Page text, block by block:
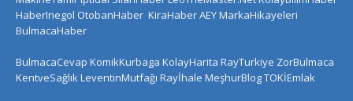
HaberInegol OtobanHaber KiraHaberAEYMarkaHikayeleri
BulmacaHaber
BulmacaCevap KomikKurbaga KolayHarita RayTurkiye ZorBulmaca
KentveSağlıkLeventinMutfağı Rayİhale MeşhurBlogTOKİEmlak